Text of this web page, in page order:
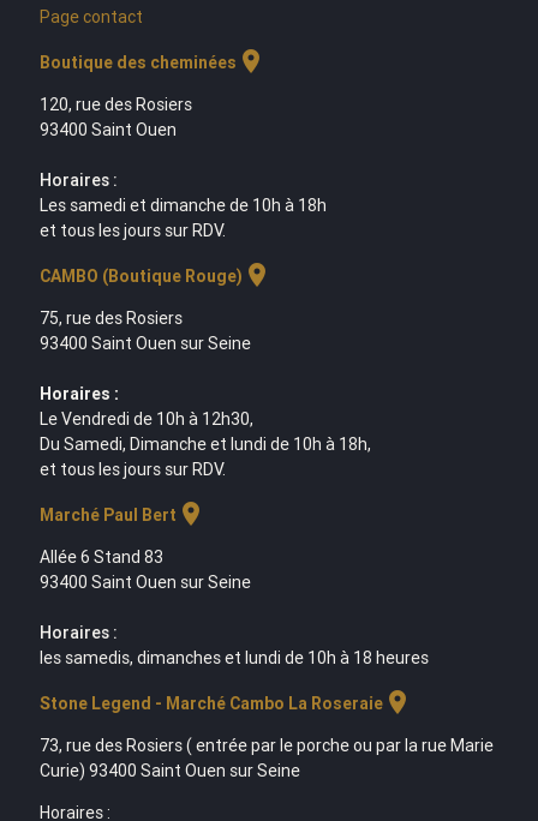
Page contact
Boutique des cheminées location_on
120, rue des Rosiers
93400 Saint Ouen
Horaires :
Les samedi et dimanche de 10h à 18h
et tous les jours sur RDV.
CAMBO (Boutique Rouge) location_on
75, rue des Rosiers
93400 Saint Ouen sur Seine
Horaires :
Le Vendredi de 10h à 12h30,
Du Samedi, Dimanche et lundi de 10h à 18h,
et tous les jours sur RDV.
Marché Paul Bert location_on
Allée 6 Stand 83
93400 Saint Ouen sur Seine
Horaires :
les samedis, dimanches et lundi de 10h à 18 heures
Stone Legend - Marché Cambo La Roseraielocation_on
73, rue des Rosiers ( entrée par le porche ou par la rue Marie
Curie) 93400 Saint Ouen sur Seine
Horaires :